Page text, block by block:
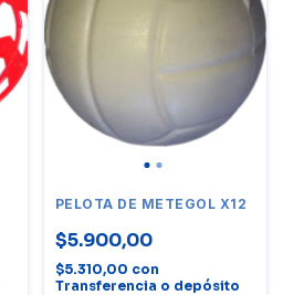
PELOTA DE METEGOL X12
$5.900,00
$5.310,00 con
Transferencia o depósito